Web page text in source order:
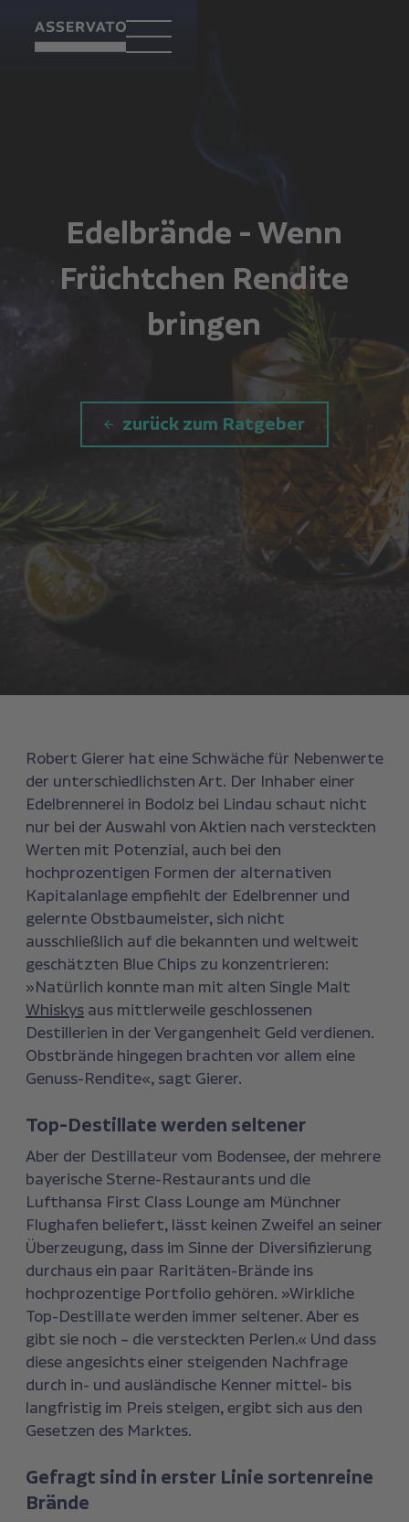
Edelbrände - Wenn
Früchtchen Rendite
bringen
zurück zum Ratgeber
Robert Gierer hat eine Schwäche für Nebenwerte
der unterschiedlichsten Art. Der Inhaber einer
Edelbrennerei in Bodolz bei Lindau schaut nicht
nur bei der Auswahl von Aktien nach versteckten
Werten mit Potenzial, auch bei den
hochprozentigen Formen der alternativen
Kapitalanlage empfiehlt der Edelbrenner und
gelernte Obstbaumeister, sich nicht
ausschließlich auf die bekannten und weltweit
geschätzten Blue Chips zu konzentrieren:
»Natürlich konnte man mit alten Single Malt
Whiskysaus mittlerweile geschlossenen
Destillerien in der Vergangenheit Geld verdienen.
Obstbrände hingegen brachten vor allem eine
Genuss-Rendite«, sagt Gierer.
Top-Destillate werden seltener
Aber der Destillateur vom Bodensee, der mehrere
bayerische Sterne-Restaurants und die
Lufthansa First Class Lounge am Münchner
Flughafen beliefert, lässt keinen Zweifel an seiner
Überzeugung, dass im Sinne der Diversifizierung
durchaus ein paar Raritäten-Brände ins
hochprozentige Portfolio gehören. »Wirkliche
Top-Destillate werden immer seltener. Aber es
gibt sie noch – die versteckten Perlen.« Und dass
diese angesichts einer steigenden Nachfrage
durch in- und ausländische Kenner mittel- bis
langfristig im Preis steigen, ergibt sich aus den
Gesetzen des Marktes.
Gefragt sind in erster Linie sortenreine
Brände